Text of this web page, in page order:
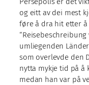
og eitt av dei mest
føre å dra hit etter å
umliegenden
som overlevde den
nytta mykje tid på å
medan han var på